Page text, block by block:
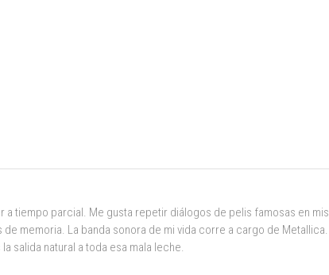
a tiempo parcial. Me gusta repetir diálogos de pelis famosas en mis
memoria. La banda sonora de mi vida corre a cargo de Metallica.
salida natural a toda esa mala leche.